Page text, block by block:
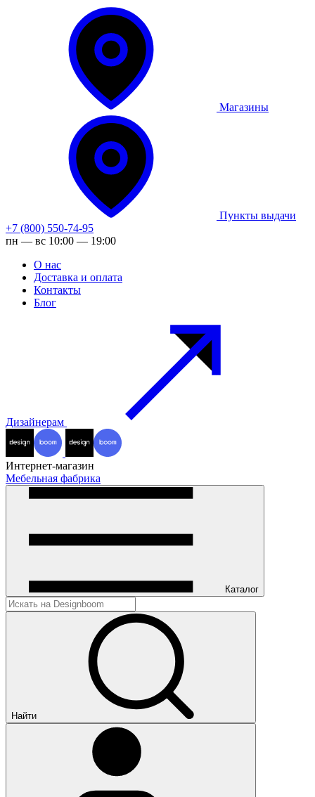
Магазины
Пункты выдачи
+7 (800) 550-74-95
пн — вс 10:00 — 19:00
О нас
Доставка и оплата
Контакты
Блог
Дизайнерам
Интернет-магазин
Мебельная фабрика
Каталог
Найти